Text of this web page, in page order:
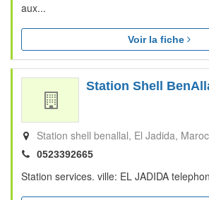
aux...
Voir la fiche
Station Shell
Station shell benallal El Jadida Maroc
0523392665
Station services. ville: EL JADIDA